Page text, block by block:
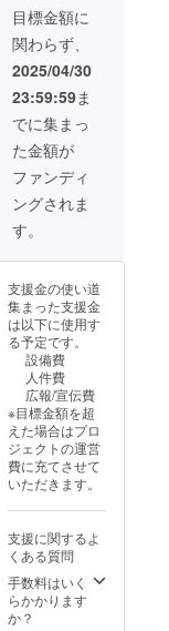
す。 お
店は名
古屋市
北区に
す。
（詳細
な住所
は後日
ご連絡
にて共
有、ま
ン時に
も全て
の方に
共有し
ます）
シェル
ター＋
喫茶店
も名古
屋市北
区にあ
りま
す。 現
在改修
工事予
つりは
でませ
ん ・期
間
目標金額に
関わらず、
2025/04/30
23:59:59ま
でに集まっ
た金額が
ファンディ
ングされま
す。
支援金の使い道
集まった支援金
は以下に使用す
る予定です。
設備費
人件費
広報/宣伝費
※目標金額を超
えた場合はプロ
ジェクトの運営
費に充てさせて
いただきます。
支援に関するよ
くある質問
手数料はいく
らかかります
か？